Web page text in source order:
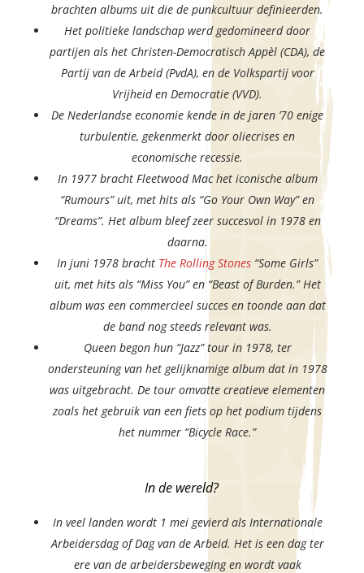
brachten albums uit die de punkcultuur definieerden.
Het politieke landschap werd gedomineerd door
partijen als het Christen-Democratisch Appèl (CDA), de
Partij van de Arbeid (PvdA), en de Volkspartij voor
Vrijheid en Democratie (VVD).
De Nederlandse economie kende in de jaren ’70 enige
turbulentie, gekenmerkt door oliecrises en
economische recessie.
In 1977 bracht Fleetwood Mac het iconische album
“Rumours” uit, met hits als “Go Your Own Way” en
“Dreams”. Het album bleef zeer succesvol in 1978 en
daarna.
In juni 1978 bracht The Rolling Stones “Some Girls”
uit, met hits als “Miss You” en “Beast of Burden.” Het
album was een commercieel succes en toonde aan dat
de band nog steeds relevant was.
Queen begon hun “Jazz” tour in 1978, ter
ondersteuning van het gelijknamige album dat in 1978
was uitgebracht. De tour omvatte creatieve elementen
zoals het gebruik van een fiets op het podium tijdens
het nummer “Bicycle Race.”
In de wereld?
In veel landen wordt 1 mei gevierd als Internationale
Arbeidersdag of Dag van de Arbeid. Het is een dag ter
ere van de arbeidersbeweging en wordt vaak